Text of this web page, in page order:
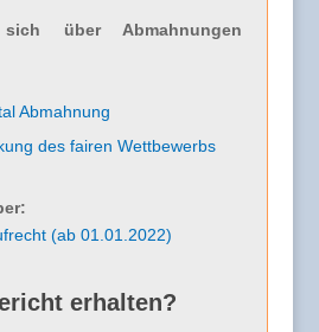
über Abmahnungen
Abmahnung
des fairen Wettbewerbs
(ab 01.01.2022)
erhalten?